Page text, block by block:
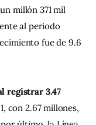
millón 371 mil
al periodo
fue de 9.6
registrar 3.47
con 2.67 millones,